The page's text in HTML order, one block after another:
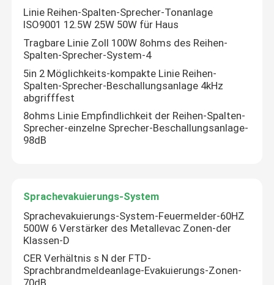
Videos
Linie Reihen-Spalten-Sprecher-Tonanlage
ISO9001 12.5W 25W 50W für Haus
Tragbare Linie Zoll 100W 8ohms des Reihen-
Spalten-Sprecher-System-4
5in 2 Möglichkeits-kompakte Linie Reihen-
Spalten-Sprecher-Beschallungsanlage 4kHz
abgrifffest
8ohms Linie Empfindlichkeit der Reihen-Spalten-
Sprecher-einzelne Sprecher-Beschallungsanlage-
98dB
Sprachevakuierungs-System
Sprachevakuierungs-System-Feuermelder-60HZ
500W 6 Verstärker des Metallevac Zonen-der
Klassen-D
CER Verhältnis s N der FTD-
Sprachbrandmeldeanlage-Evakuierungs-Zonen-